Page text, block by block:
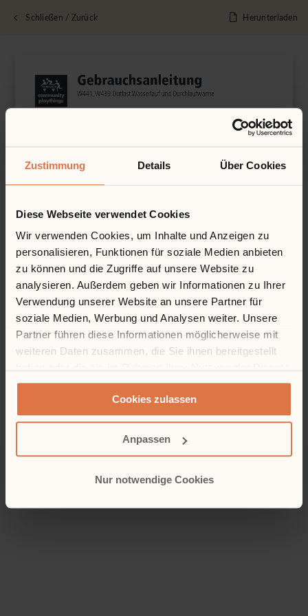
Zustimmung Details Über Cookies
Diese Webseite verwendet Cookies
Wir verwenden Cookies, um Inhalte und Anzeigen zu
personalisieren, Funktionen für soziale Medien anbieten
zu können und die Zugriffe auf unsere Website zu
analysieren. Außerdem geben wir Informationen zu Ihrer
Verwendung unserer Website an unsere Partner für
soziale Medien, Werbung und Analysen weiter. Unsere
Partner führen diese Informationen möglicherweise mit
weiteren Daten zusammen, die Sie ihnen bereitgestellt
gesammelt haben.
Cookies zulassen
Anpassen
Nur notwendige Cookies
Schließen / Zurück Herunterladen